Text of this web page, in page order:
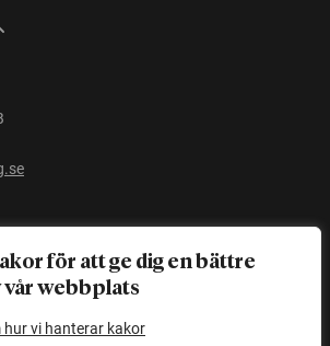
för att ge dig en bättre
vår webbplats
hur vi hanterar kakor